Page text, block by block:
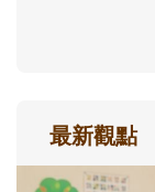
最新觀點